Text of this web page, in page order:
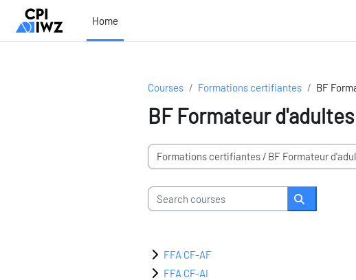
Skip to main content
Home
Courses Formations certifiantes BF
BF Formateur d'adultes
Course categories
Search courses
Search
FFA CF-AF
FFA CF-AI